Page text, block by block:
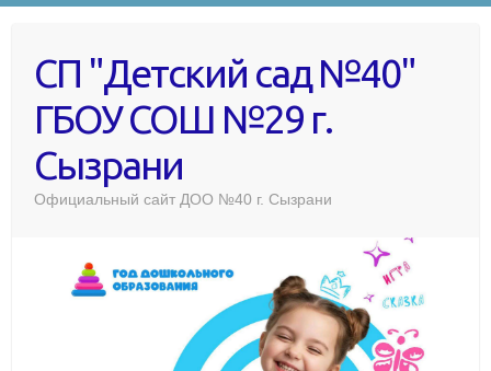
СП "Детский сад №40"
ГБОУ СОШ №29 г.
Сызрани
Официальный сайт ДОО №40 г. Сызрани